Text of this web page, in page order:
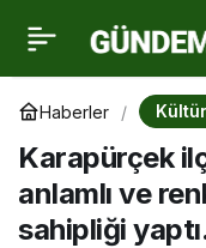
Haberler
Karapürçek
anlamlı ve
sahipliği
Karapürçek ilçesi,
hafta sonu anlamlı
renkli bir etkinliğe
sahipliği yaptı.